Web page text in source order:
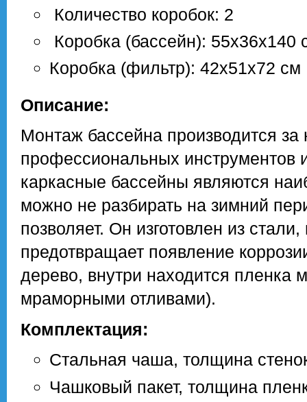
Количество коробок: 2
Коробка (бассейн): 55х36х140
Коробка (фильтр): 42х51х72 см
Описание:
Монтаж бассейна производится за
профессиональных инструментов
каркасные бассейны являются
можно не разбирать на зимний
позволяет. Он изготовлен из
предотвращает появление
дерево, внутри находится пленка
мраморными отливами).
Комплектация:
Стальная чаша, толщина
Чашковый пакет, толщина